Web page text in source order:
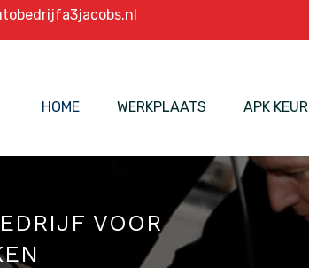
HOME WERKPLAATS APK
VOOR